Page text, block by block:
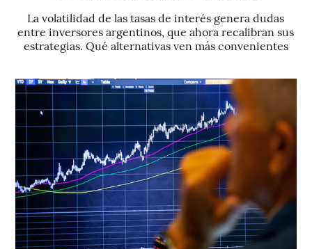
La volatilidad de las tasas de interés genera dudas
entre inversores argentinos, que ahora recalibran sus
estrategias. Qué alternativas ven más convenientes